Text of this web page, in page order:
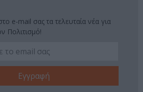
e-mail σας τα τελευταία νέα για
Πολιτισμό!